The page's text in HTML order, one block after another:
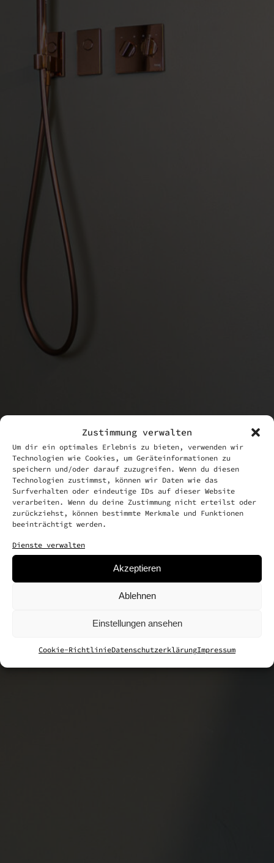
Zustimmung verwalten
Um dir ein optimales Erlebnis zu bieten, verwenden wir
Technologien wie Cookies, um Geräteinformationen zu
speichern und/oder darauf zuzugreifen. Wenn du diesen
Technologien zustimmst, können wir Daten wie das
Surfverhalten oder eindeutige IDs auf dieser Website
verarbeiten. Wenn du deine Zustimmung nicht erteilst oder
zurückziehst, können bestimmte Merkmale und Funktionen
beeinträchtigt werden.
Dienste verwalten
Akzeptieren
Ablehnen
Einstellungen ansehen
Cookie-RichtlinieDatenschutzerklärungImpressum